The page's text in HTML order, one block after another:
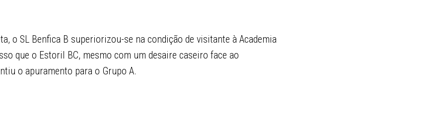
o SL Benfica B superiorizou-se na condição de visitante à Academia
que o Estoril BC, mesmo com um desaire caseiro face ao
o apuramento para o Grupo A.